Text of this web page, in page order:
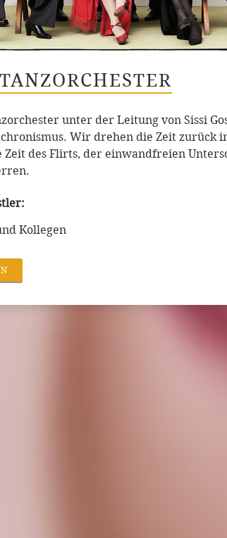
unter der Leitung von Sissi
Wir drehen die Zeit zurück
Zeit des Flirts, der einwandfreien
Kollegen